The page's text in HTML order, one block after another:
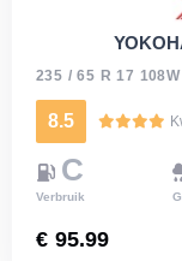
235 / 65 R 17 108W
8.5
C
Verbruik
€ 95.99